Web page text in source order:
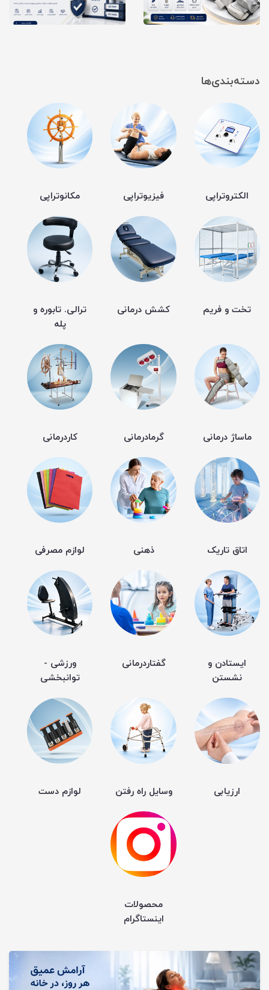
دسته‌بندی‌ها
الکتروتراپی فیزیوتراپی مکانوتراپی
تخت و فریم کشش درمانی
ترالی. تابوره و
پله
ماساژ درمانی گرمادرمانی کاردرمانی
اتاق تاریک ذهنی لوازم مصرفی
ایستادن و
نشستن
گفتاردرمانی
ورزشی -
توانبخشی
ارزیابی وسایل راه رفتن لوازم دست
محصولات
اینستاگرام